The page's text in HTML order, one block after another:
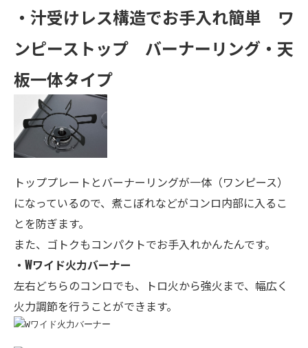
・汁受けレス構造でお手入れ簡単 ワ
ンピーストップ バーナーリング・天
板一体タイプ
トッププレートとバーナーリングが一体（ワンピース）
になっているので、煮こぼれなどがコンロ内部に入るこ
とを防ぎます。
また、ゴトクもコンパクトでお手入れかんたんです。
・Wワイド火力バーナー
左右どちらのコンロでも、トロ火から強火まで、幅広く
火力調節を行うことができます。